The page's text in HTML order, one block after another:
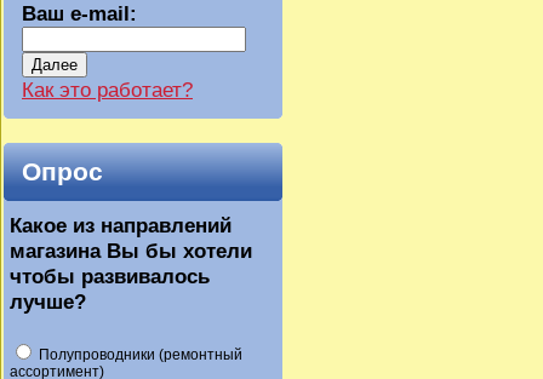
Ваш e-mail:
Далее
Как это работает?
Опрос
Какое из направлений
магазина Вы бы хотели
чтобы развивалось
лучше?
Полупроводники (ремонтный
ассортимент)